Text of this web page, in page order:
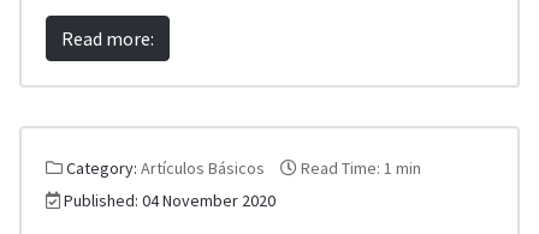
Read more:
Category: Artículos Básicos
Read Time: 1 min
Published: 04 November 2020